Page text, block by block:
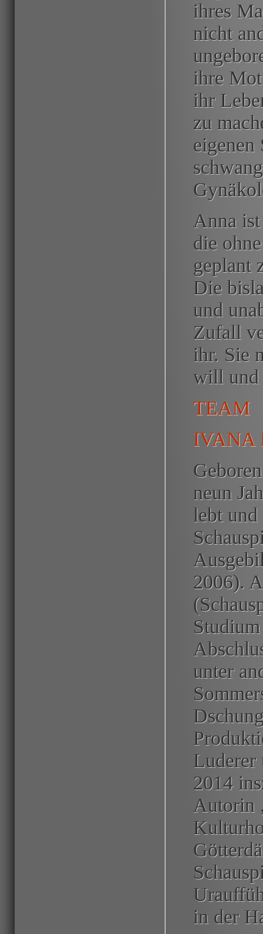
ihres
nicht
ihre
ihr
zu
eigenen
Anna
die
geplant
Die
und
Zufall
ihr. Sie
will und
TEAM
IVANA
neun
lebt
2006).
unter
Luderer
2014
Autorin
in der